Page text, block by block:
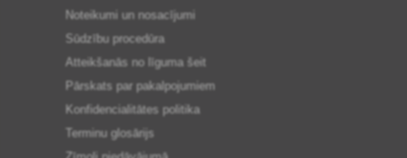
Noteikumi un nosacījumi
Sūdzību procedūra
Atteikšanās no līguma šeit
Pārskats par pakalpojumiem
Konfidencialitātes politika
Terminu glosārijs